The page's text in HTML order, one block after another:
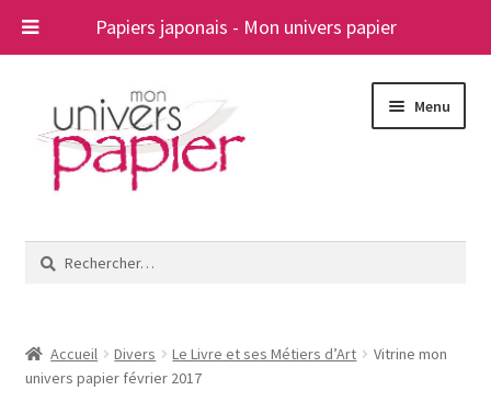
Papiers japonais - Mon univers papier
navigation
contenu
Menu
le
A propos
Rechercher :
Accueil Divers Le Livre et ses Métiers d’Art
Vitrine mon
univers papier février 2017